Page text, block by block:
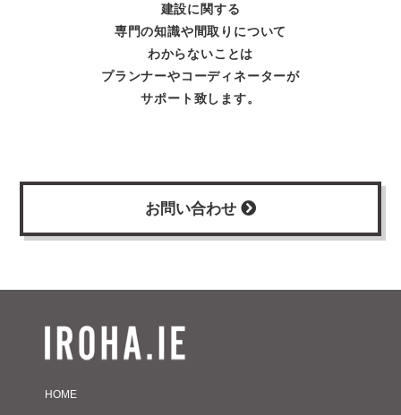
建設に関する
専門の知識や間取りについて
わからないことは
プランナーやコーディネーターが
サポート致します。
お問い合わせ
HOME